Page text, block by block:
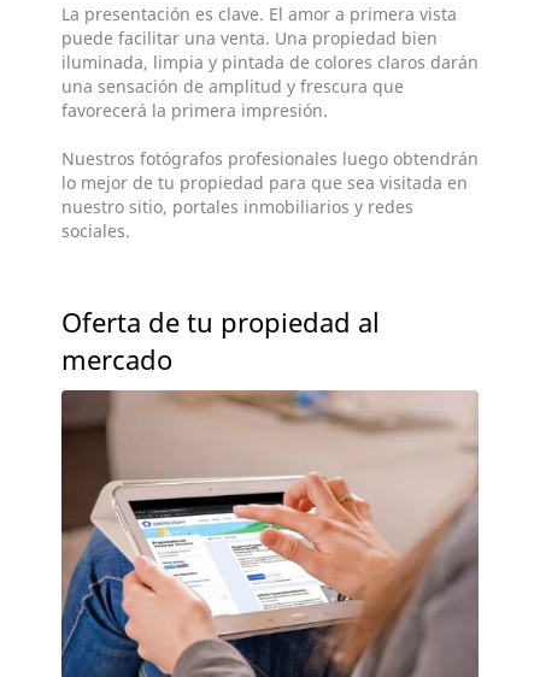
La presentación es clave. El amor a primera vista
puede facilitar una venta. Una propiedad bien
iluminada, limpia y pintada de colores claros darán
una sensación de amplitud y frescura que
favorecerá la primera impresión.
Nuestros fotógrafos profesionales luego obtendrán
lo mejor de tu propiedad para que sea visitada en
nuestro sitio, portales inmobiliarios y redes
sociales.
Oferta de tu propiedad al
mercado